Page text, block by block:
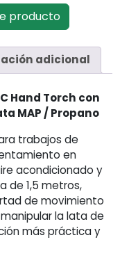
producto
adicional
Hand Torch con
MAP / Propano
trabajos de
en
acondicionado y
de 1,5 metros,
de movimiento
la lata de
más práctica y